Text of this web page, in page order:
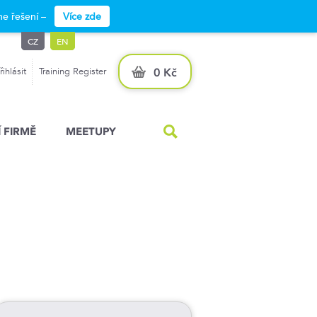
řešení – Více zde
Training Register 0 Kč
CZ EN
MEETUPY